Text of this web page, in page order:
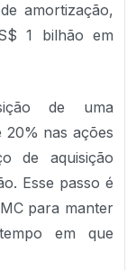
amortização,
1 bilhão em
de uma
20% nas ações
de aquisição
Esse passo é
para manter
em que